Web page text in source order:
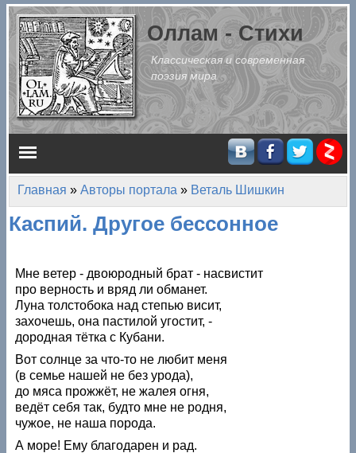
Перейти к основному содержанию
Оллам - Стихи
Классическая и современная
поэзия мира
Главное меню
Вы здесь
Главная » Авторы портала » Веталь Шишкин
Каспий. Другое бессонное
Мне ветер - двоюродный брат - насвистит
про верность и вряд ли обманет.
Луна толстобока над степью висит,
захочешь, она пастилой угостит, -
дородная тётка с Кубани.
Вот солнце за что-то не любит меня
(в семье нашей не без урода),
до мяса прожжёт, не жалея огня,
ведёт себя так, будто мне не родня,
чужое, не наша порода.
А море! Ему благодарен и рад.